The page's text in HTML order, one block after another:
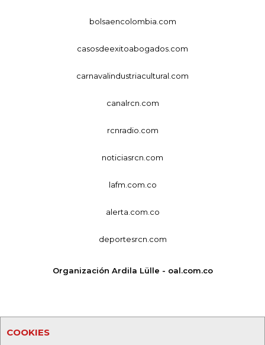
COOKIES
bolsaencolombia.com
casosdeexitoabogados.com
carnavalindustriacultural.com
canalrcn.com
rcnradio.com
noticiasrcn.com
lafm.com.co
alerta.com.co
deportesrcn.com
Organización Ardila Lülle - oal.com.co